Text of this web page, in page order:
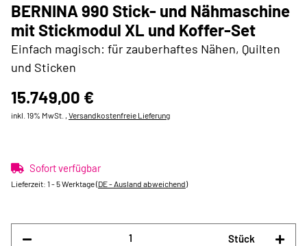
BERNINA 990 Stick- und Nähmaschine
mit Stickmodul XL und Koffer-Set
Einfach magisch: für zauberhaftes Nähen, Quilten
und Sticken
15.749,00 €
inkl. 19% MwSt. , Versandkostenfreie Lieferung
Sofort verfügbar
Lieferzeit: 1 - 5 Werktage(DE - Ausland abweichend)
Stück